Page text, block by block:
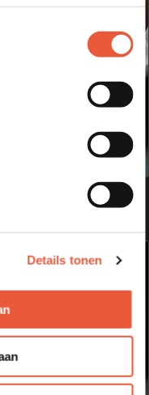
Details tonen